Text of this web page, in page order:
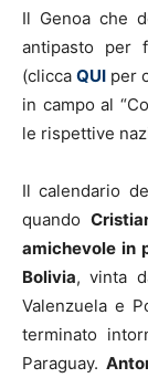
Il Genoa che
antipasto per
(clicca QUI per
in campo al
le rispettive
Il calendario
quando
amichevole in
Bolivia, vinta
Valenzuela e
terminato
Paraguay.